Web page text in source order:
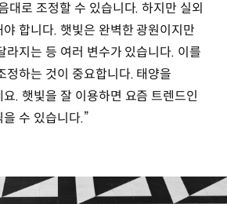
대로 조정할 수 있습니다. 하지만 실외
합니다. 햇빛은 완벽한 광원이지만
라지는 등 여러 변수가 있습니다. 이를
정하는 것이 중요합니다. 태양을
. 햇빛을 잘 이용하면 요즘 트렌드인
수 있습니다.”